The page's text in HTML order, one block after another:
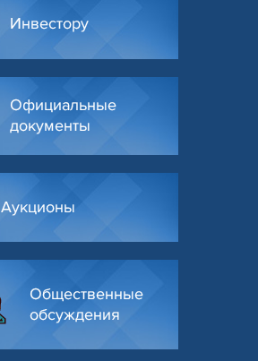
Инвестору
Официальные
документы
Аукционы
Общественные
обсуждения